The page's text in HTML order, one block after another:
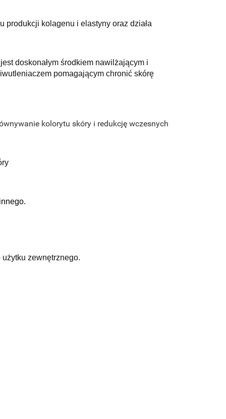
produkcji kolagenu i elastyny ​​oraz działa
doskonałym środkiem nawilżającym i
pomagającym chronić skórę
kolorytu skóry i redukcję wczesnych
zewnętrznego.